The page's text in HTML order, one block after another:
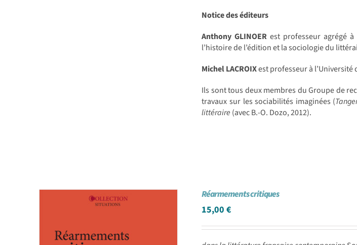
Notice des éditeurs
Anthony GLINOER est professeur agrégé
l’histoire de l’édition et la sociologie du
Michel LACROIXest professeur à l’Université
Ils sont tous deux membres du Groupe de
travaux sur les sociabilités imaginées (
littéraire (avec B.-O. Dozo, 2012).
Réarmements critiques
15,00€